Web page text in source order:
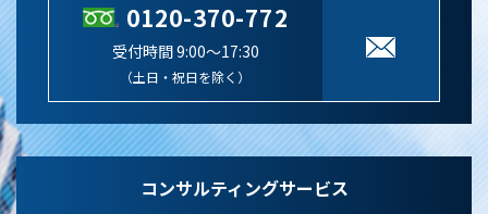
0120-370-772
受付時間 9:00～17:30
（土日・祝日を除く）
コンサルティングサービス